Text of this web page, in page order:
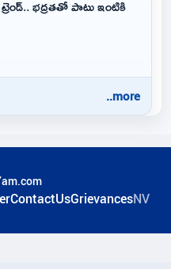
భద్రతతో పాటు ఇంటికి
..more
ContactUsGrievancesNV